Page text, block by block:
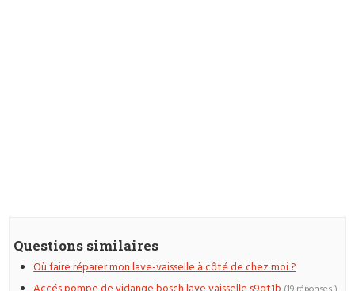
Questions similaires
Où faire réparer mon lave-vaisselle à côté de chez moi ?